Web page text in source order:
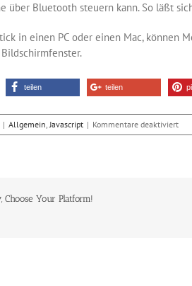
über Bluetooth steuern kann. So läßt
in einen PC oder einen Mac, können
teilen teilen
| Allgemein,Javascript | Kommentare deaktiviertfür
Ein
Choose Your Platform!